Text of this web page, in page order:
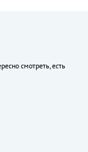
смотреть, есть